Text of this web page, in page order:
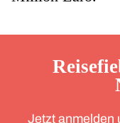
Jetzt anmelden